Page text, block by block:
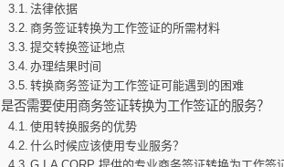
法律依据
商务签证转换为工作签证的所需材料
提交转换签证地点
办理结果时间
转换商务签证为工作签证可能遇到的困难
是否需要使用商务签证转换为工作签证的服务？
使用转换服务的优势
什么时候应该使用专业服务？